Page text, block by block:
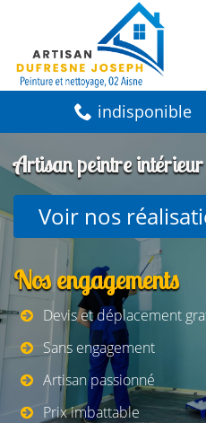
indisponible
Artisan peintre
Voir nos
Nos engagements
Devis et déplacement
Sans engagement
Artisan passionné
Prix imbattable